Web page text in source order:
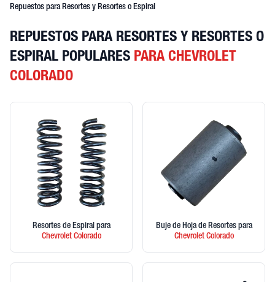
Repuestos para Resortes y Resortes o Espiral
REPUESTOS PARA RESORTES Y RESORTES O
ESPIRAL POPULARES PARA CHEVROLET
COLORADO
Resortes de Espiral para
ChevroletColorado
Buje de Hoja de Resortes para
ChevroletColorado